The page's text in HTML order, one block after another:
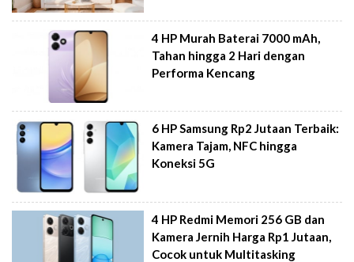
4 HP Murah Baterai 7000 mAh,
Tahan hingga 2 Hari dengan
Performa Kencang
6 HP Samsung Rp2 Jutaan Terbaik:
Kamera Tajam, NFC hingga
Koneksi 5G
4 HP Redmi Memori 256 GB dan
Kamera Jernih Harga Rp1 Jutaan,
Cocok untuk Multitasking